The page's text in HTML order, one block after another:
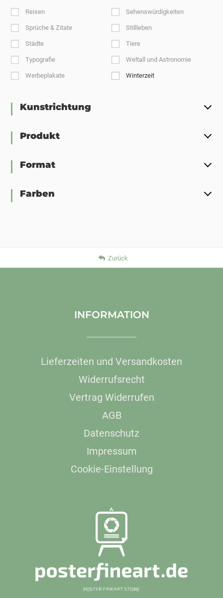
Reisen Sehenswürdigkeiten
Sprüche & Zitate Stillleben
Städte Tiere
Typografie Weltall und Astronomie
Werbeplakate Winterzeit
Kunstrichtung
Produkt
Format
Farben
Zurück
INFORMATION
Lieferzeiten und Versandkosten
Widerrufsrecht
Vertrag Widerrufen
AGB
Datenschutz
Impressum
Cookie-Einstellung